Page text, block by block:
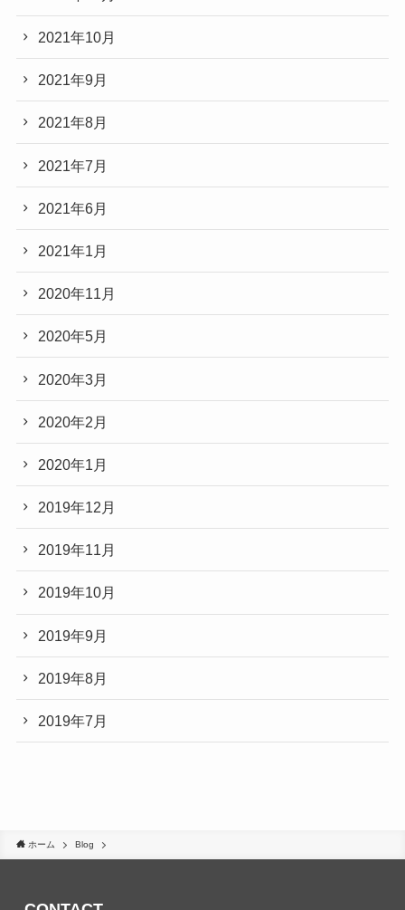
2021年10月
2021年9月
2021年8月
2021年7月
2021年6月
2021年1月
2020年11月
2020年5月
2020年3月
2020年2月
2020年1月
2019年12月
2019年11月
2019年10月
2019年9月
2019年8月
2019年7月
ホーム Blog